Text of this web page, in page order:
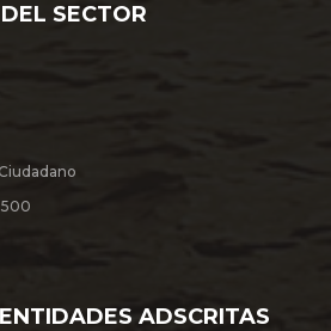
SECTOR
ADSCRITAS